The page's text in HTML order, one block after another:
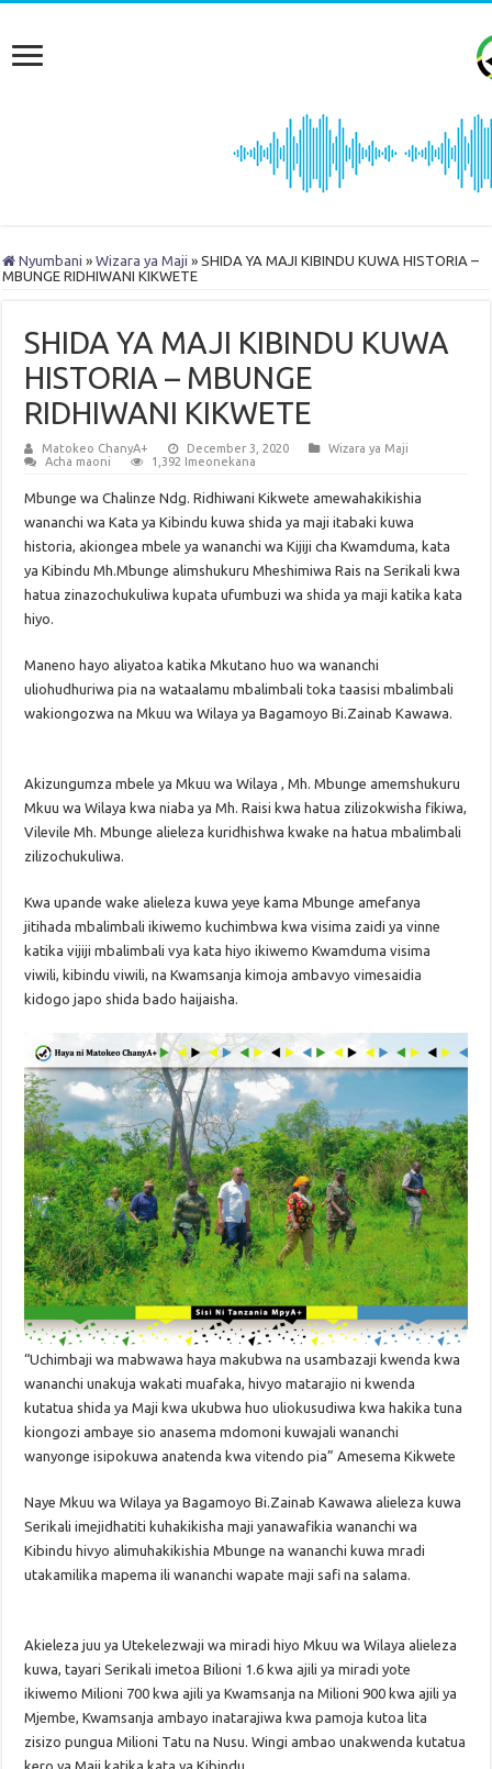
Nyumbani » Wizara ya Maji » SHIDA YA MAJI KIBINDU KUWA HISTORIA –
MBUNGE RIDHIWANI KIKWETE
SHIDA YA MAJI KIBINDU KUWA
HISTORIA – MBUNGE
RIDHIWANI KIKWETE
Matokeo ChanyA+ December 3, 2020
Wizara ya Maji
Acha maoni
1,392 Imeonekana
Mbunge wa Chalinze Ndg. Ridhiwani Kikwete amewahakikishia
wananchi wa Kata ya Kibindu kuwa shida ya maji itabaki kuwa
historia, akiongea mbele ya wananchi wa Kijiji cha Kwamduma, kata
ya Kibindu Mh.Mbunge alimshukuru Mheshimiwa Rais na Serikali kwa
hatua zinazochukuliwa kupata ufumbuzi wa shida ya maji katika kata
hiyo.
Maneno hayo aliyatoa katika Mkutano huo wa wananchi
uliohudhuriwa pia na wataalamu mbalimbali toka taasisi mbalimbali
wakiongozwa na Mkuu wa Wilaya ya Bagamoyo Bi.Zainab Kawawa.
Akizungumza mbele ya Mkuu wa Wilaya , Mh. Mbunge amemshukuru
Mkuu wa Wilaya kwa niaba ya Mh. Raisi kwa hatua zilizokwisha fikiwa,
Vilevile Mh. Mbunge alieleza kuridhishwa kwake na hatua mbalimbali
zilizochukuliwa.
Kwa upande wake alieleza kuwa yeye kama Mbunge amefanya
jitihada mbalimbali ikiwemo kuchimbwa kwa visima zaidi ya vinne
katika vijiji mbalimbali vya kata hiyo ikiwemo Kwamduma visima
viwili, kibindu viwili, na Kwamsanja kimoja ambavyo vimesaidia
kidogo japo shida bado haijaisha.
“Uchimbaji wa mabwawa haya makubwa na usambazaji kwenda kwa
wananchi unakuja wakati muafaka, hivyo matarajio ni kwenda
kutatua shida ya Maji kwa ukubwa huo uliokusudiwa kwa hakika tuna
kiongozi ambaye sio anasema mdomoni kuwajali wananchi
wanyonge isipokuwa anatenda kwa vitendo pia” Amesema Kikwete
Naye Mkuu wa Wilaya ya Bagamoyo Bi.Zainab Kawawa alieleza kuwa
Serikali imejidhatiti kuhakikisha maji yanawafikia wananchi wa
Kibindu hivyo alimuhakikishia Mbunge na wananchi kuwa mradi
utakamilika mapema ili wananchi wapate maji safi na salama.
Akieleza juu ya Utekelezwaji wa miradi hiyo Mkuu wa Wilaya alieleza
kuwa, tayari Serikali imetoa Bilioni 1.6 kwa ajili ya miradi yote
ikiwemo Milioni 700 kwa ajili ya Kwamsanja na Milioni 900 kwa ajili ya
Mjembe, Kwamsanja ambayo inatarajiwa kwa pamoja kutoa lita
zisizo pungua Milioni Tatu na Nusu. Wingi ambao unakwenda kutatua
kero ya Maji katika kata ya Kibindu.